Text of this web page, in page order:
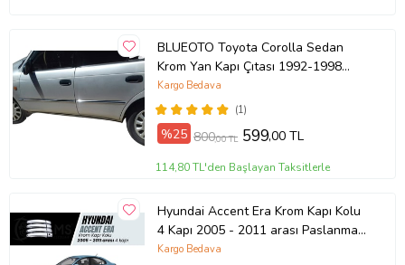
BLUEOTO Toyota Corolla Sedan
Krom Yan Kapı Çıtası 1992-1998
Paslanmaz Çelik 6 Parça
(1)
Kargo Bedava
%25 800,00 TL 599,00 TL
114,80 TL'den Başlayan Taksitlerle
Hyundai Accent Era Krom Kapı Kolu
4 Kapı 2005 - 2011 arası Paslanmaz
Çelik
Kargo Bedava